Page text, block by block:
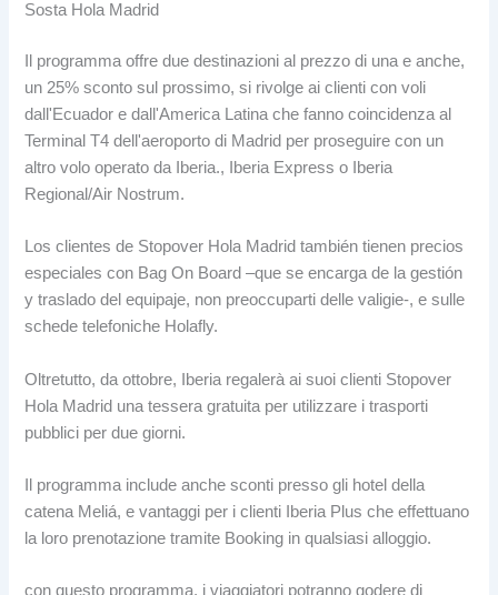
Sosta Hola Madrid
Il programma offre due destinazioni al prezzo di una e anche,
un 25% sconto sul prossimo, si rivolge ai clienti con voli
dall'Ecuador e dall'America Latina che fanno coincidenza al
Terminal T4 dell'aeroporto di Madrid per proseguire con un
altro volo operato da Iberia., Iberia Express o Iberia
Regional/Air Nostrum.
Los clientes de Stopover Hola Madrid también tienen precios
especiales con Bag On Board –que se encarga de la gestión
y traslado del equipaje, non preoccuparti delle valigie-, e sulle
schede telefoniche Holafly.
Oltretutto, da ottobre, Iberia regalerà ai suoi clienti Stopover
Hola Madrid una tessera gratuita per utilizzare i trasporti
pubblici per due giorni.
Il programma include anche sconti presso gli hotel della
catena Meliá, e vantaggi per i clienti Iberia Plus che effettuano
la loro prenotazione tramite Booking in qualsiasi alloggio.
con questo programma, i viaggiatori potranno godere di